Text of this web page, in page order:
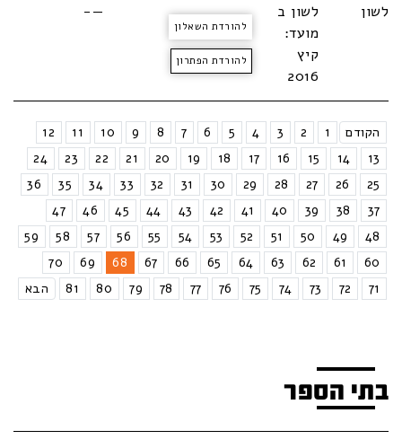
לשון
לשון ב
מועד:
קיץ
2016
להורדת השאלון
להורדת הפתרון
—-
הקודם 1
2
3
4
5
6
7
8
9
10
11
12
13
14
15
16
17
18
19
20
21
22
23
24
25
26
27
28
29
30
31
32
33
34
35
36
37
38
39
40
41
42
43
44
45
46
47
48
49
50
51
52
53
54
55
56
57
58
59
60
61
62
63
64
65
66
67
68
69
70
71
72
73
74
75
76
77
78
79
80
81 הבא
בתי הספר